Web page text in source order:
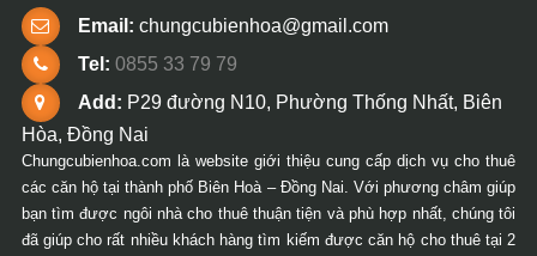
Email: chungcubienhoa@gmail.com
Tel: 0855 33 79 79
Add: P29 đường N10, Phường Thống Nhất, Biên
Hòa, Đồng Nai
Chungcubienhoa.com là website giới thiệu cung cấp dịch vụ cho thuê
các căn hộ tại thành phố Biên Hoà – Đồng Nai. Với phương châm giúp
bạn tìm được ngôi nhà cho thuê thuận tiện và phù hợp nhất, chúng tôi
đã giúp cho rất nhiều khách hàng tìm kiếm được căn hộ cho thuê tại 2